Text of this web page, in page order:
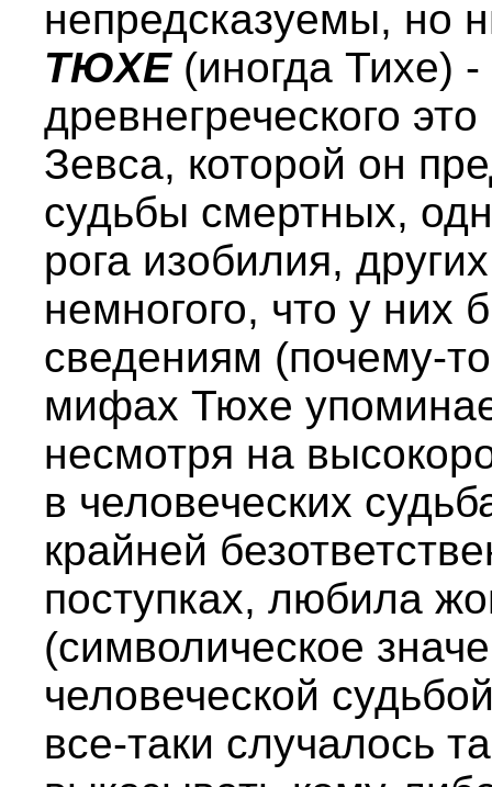
непредсказуемы, но
ТЮХЕ (иногда Тихе)
древнегреческого
Зевса, которой он
судьбы смертных,
рога изобилия,
немногого, что у них
сведениям (почему-
мифах Тюхе
несмотря на
в человеческих
крайней
поступках, любила
(символическое
человеческой
все-таки случалось